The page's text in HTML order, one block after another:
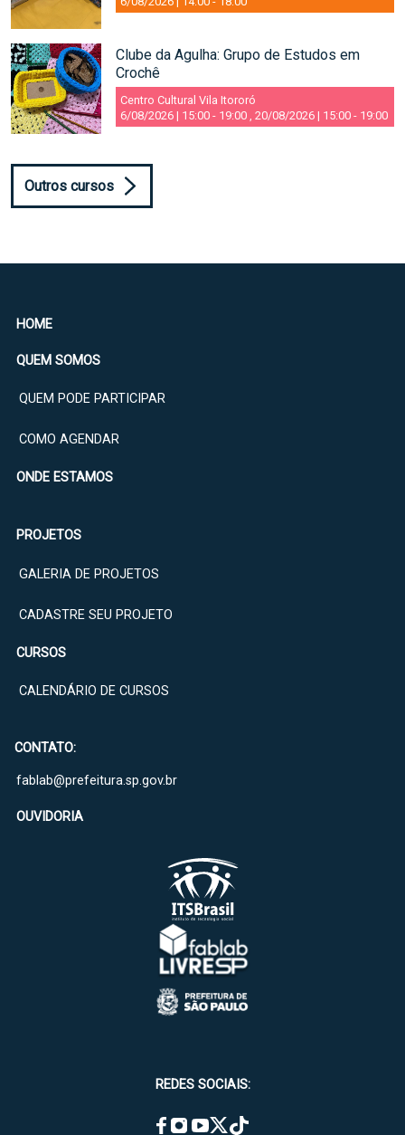
Clube da Agulha: Grupo de Estudos em
Crochê
Centro Cultural Vila Itororó
6/08/2026 | 15:00 - 19:00 , 20/08/2026 | 15:00 - 19:00
Outros cursos
REDES SOCIAIS:
HOME
QUEM SOMOS
QUEM PODE PARTICIPAR
COMO AGENDAR
ONDE ESTAMOS
PROJETOS
GALERIA DE PROJETOS
CADASTRE SEU PROJETO
CURSOS
CALENDÁRIO DE CURSOS
CONTATO:
fablab@prefeitura.sp.gov.br
OUVIDORIA